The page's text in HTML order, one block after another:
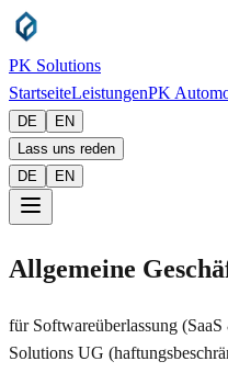
PK Solutions
StartseiteLeistungenPK
DE
EN
Lass uns reden
DE
EN
Allgemeine
für Softwareüberlassung
Solutions UG